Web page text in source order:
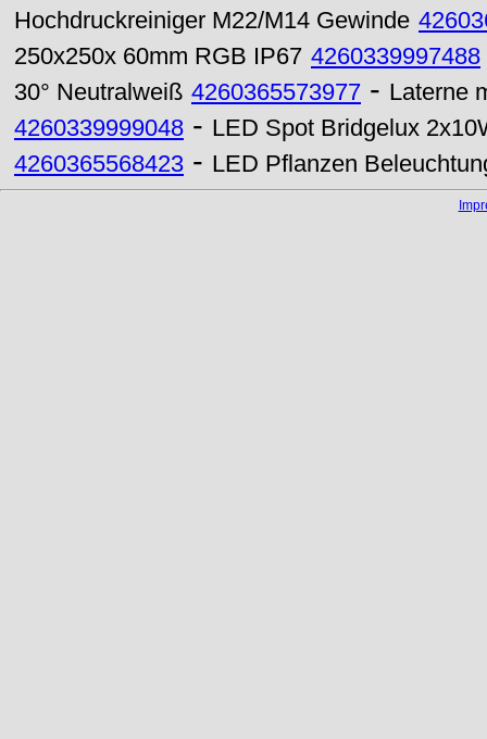
Hochdruckreiniger M22/M14 Gewinde
250x250x 60mm RGB IP67 4260339997488
30° Neutralweiß 4260365573977 - Laterne
4260339999048 - LED Spot Bridgelux
4260365568423 - LED Pflanzen